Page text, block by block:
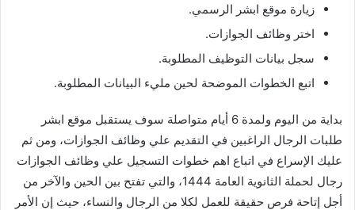
زيارة موقع ابشر الرسمي.
اختر وظائف الجوازات.
سجل بيانات التوظيف المطلوبة.
اتبع الخطوات الموضحة لحين مليء البيانات المطلوبة.
بداية من اليوم ولمدة 6 أيام متواصلة سوف يستقبل موقع ابشر
طلبات الرجال الراغبين في التقديم علي وظائف الجوازات، ومن ثم
عليك الإسراع في اتباع اهم خطوات التسجيل علي وظائف الجوازات
رجال لحملة الثانوية العامة 1444، والتي تفتح بين الحين والآخر من
أجل إتاحة فرص حقيقة للعمل لكلا من الرجال والنساء، حيث إن الأمر